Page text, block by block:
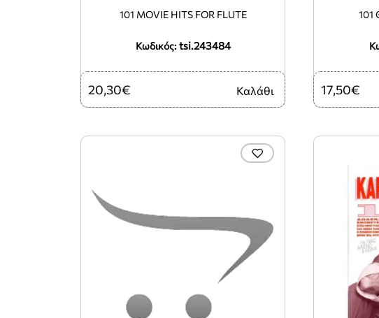
Κωδικός: tsi.243484
101 MOVIE HITS FOR FLUTE
20,30€ Καλάθι 17,50€